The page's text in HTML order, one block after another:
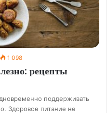
1 098
рецепты
поддерживать
Здоровое питание не